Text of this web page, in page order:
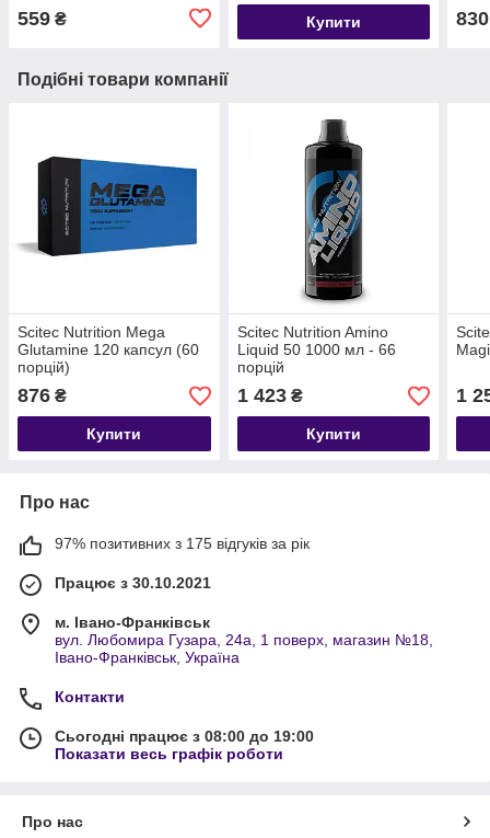
559 ₴ Купити 830
Подібні товари компанії
Scitec Nutrition Mega
Glutamine 120 капсул (60
порцій)
876 ₴
Купити
Scitec Nutrition Amino
Liquid 50 1000 мл - 66
порцій
1 423₴
Купити
1
Про нас
97% позитивних з 175 відгуків за рік
Працює з 30.10.2021
м. Івано-Франківськ
вул. Любомира Гузара, 24а, 1 поверх, магазин №18,
Івано-Франківськ, Україна
Контакти
Сьогодні працює з 08:00 до 19:00
Показати весь графік роботи
Про нас